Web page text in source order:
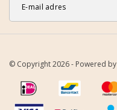
© Copyright 2026 - Powered by